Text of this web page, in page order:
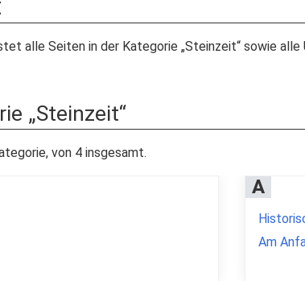
alle Seiten in der Kategorie „Steinzeit“ sowie
„Steinzeit“
von 4 insgesamt.
A
Am